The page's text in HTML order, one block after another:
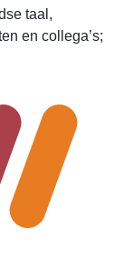
taal,
en collega’s;